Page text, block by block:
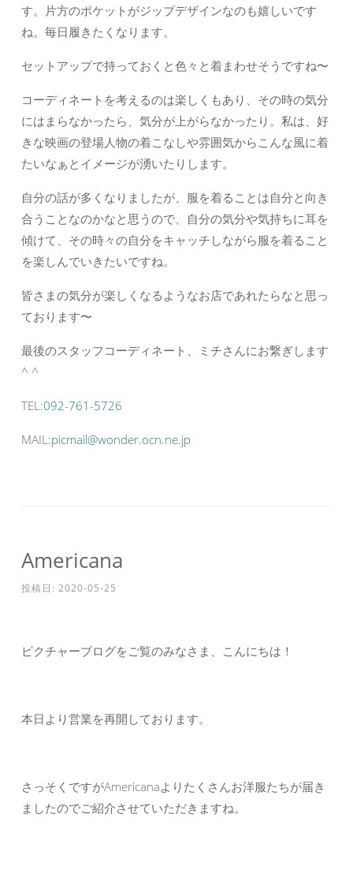
す。片方のポケットがジップデザインなのも嬉しいです
ね。毎日履きたくなります。
セットアップで持っておくと色々と着まわせそうですね〜
コーディネートを考えるのは楽しくもあり、その時の気分
にはまらなかったら、気分が上がらなかったり。私は、好
きな映画の登場人物の着こなしや雰囲気からこんな風に着
たいなぁとイメージが湧いたりします。
自分の話が多くなりましたが、服を着ることは自分と向き
合うことなのかなと思うので、自分の気分や気持ちに耳を
傾けて、その時々の自分をキャッチしながら服を着ること
を楽しんでいきたいですね。
皆さまの気分が楽しくなるようなお店であれたらなと思っ
ております〜
最後のスタッフコーディネート、ミチさんにお繋ぎします
^ ^
TEL:092-761-5726
MAIL:picmail@wonder.ocn.ne.jp
Americana
投稿日: 2020-05-25
ピクチャーブログをご覧のみなさま、こんにちは！
本日より営業を再開しております。
さっそくですがAmericanaよりたくさんお洋服たちが届き
ましたのでご紹介させていただきますね。